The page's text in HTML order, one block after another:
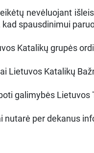
nevėluojant
spausdinimui
Katalikų grupės
Lietuvos Katalikų
galimybės
nutarė per dekanus